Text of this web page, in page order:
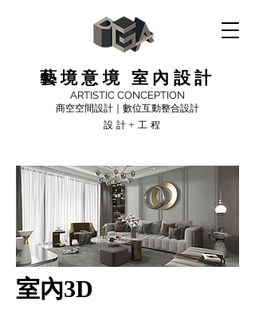
藝境意境 室內設計
ARTISTIC CONCEPTION
商空空間設計｜數位互動整合設計
設計+工程
​室內3D